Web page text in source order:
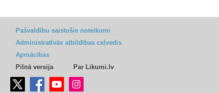
Pašvaldību saistošie noteikumi
Administratīvās atbildības ceļvedis
Apmācības
Pilnā versija
Par Likumi.lv